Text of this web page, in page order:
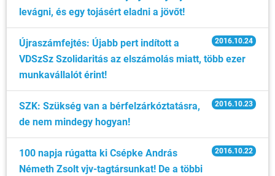
levágni, és egy tojásért eladni a jövőt!
2016.10.24
Újraszámfejtés: Újabb pert indított a
VDSzSz Szolidaritás az elszámolás miatt, több ezer
munkavállalót érint!
2016.10.23
SZK: Szükség van a bérfelzárkóztatásra,
de nem mindegy hogyan!
2016.10.22
100 napja rúgatta ki Csépke András
Németh Zsolt vjv-tagtársunkat! De a többi